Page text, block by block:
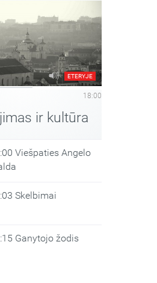
ETERYJE
18:00
ir kultūra
Viešpaties Angelo
Skelbimai
Ganytojo žodis